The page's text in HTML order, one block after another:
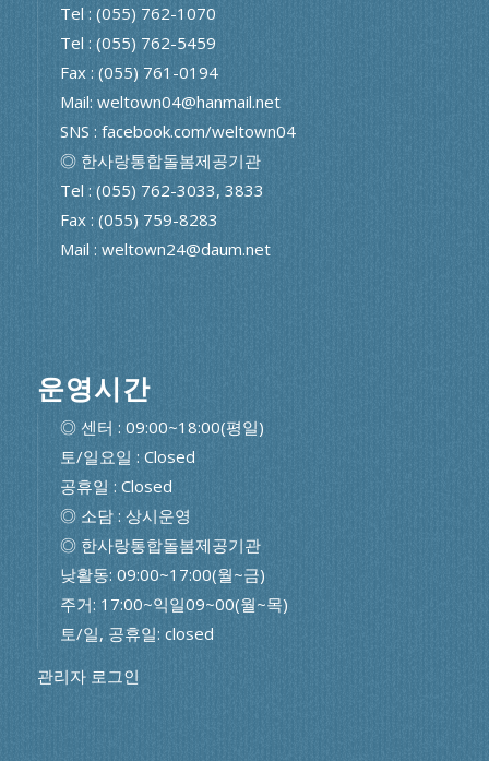
Tel : (055) 762-1070
Tel : (055) 762-5459
Fax : (055) 761-0194
Mail: weltown04@hanmail.net
SNS : facebook.com/weltown04
◎ 한사랑통합돌봄제공기관
Tel : (055) 762-3033, 3833
Fax : (055) 759-8283
Mail : weltown24@daum.net
운영시간
◎ 센터 : 09:00~18:00(평일)
토/일요일 : Closed
공휴일 : Closed
◎ 소담 : 상시운영
◎ 한사랑통합돌봄제공기관
낮활동: 09:00~17:00(월~금)
주거: 17:00~익일09~00(월~목)
토/일, 공휴일: closed
관리자 로그인